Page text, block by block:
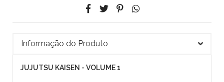
Informação do Produto
JUJUTSU KAISEN - VOLUME 1